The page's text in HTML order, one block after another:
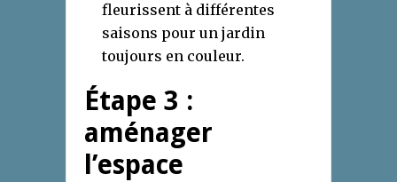
fleurissent à différentes
saisons pour un jardin
toujours en couleur.
Étape 3 :
aménager
l’espace